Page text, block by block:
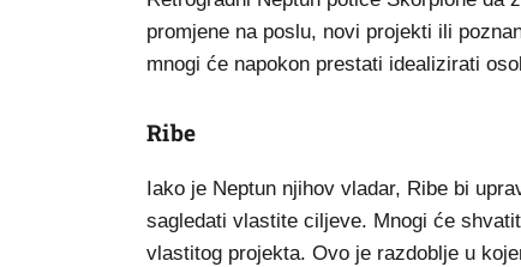
promjene na poslu, novi projekti ili
mnogi će napokon prestati idealizirati
Ribe
Iako je Neptun njihov vladar, Ribe bi
sagledati vlastite ciljeve. Mnogi će
vlastitog projekta. Ovo je razdoblje u